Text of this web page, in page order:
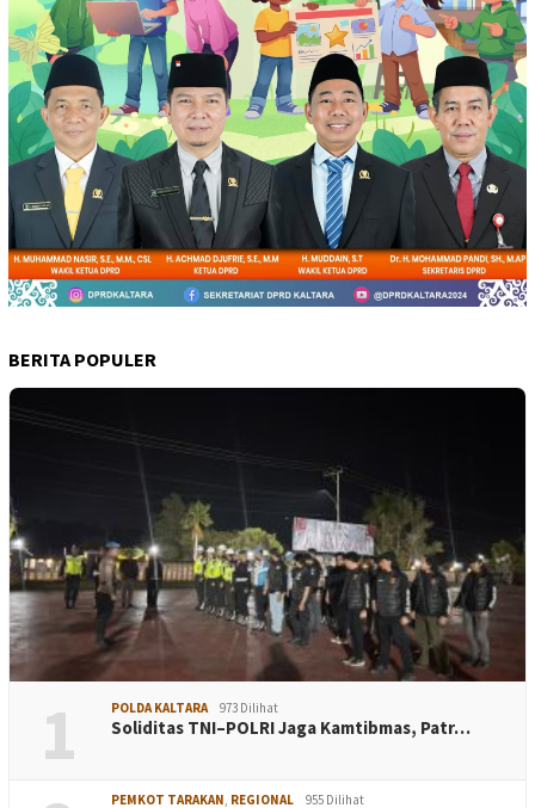
BERITA POPULER
1 POLDA KALTARA 973 Dilihat
Soliditas TNI–POLRI Jaga Kamtibmas, Patr…
PEMKOT TARAKAN, REGIONAL 955 Dilihat